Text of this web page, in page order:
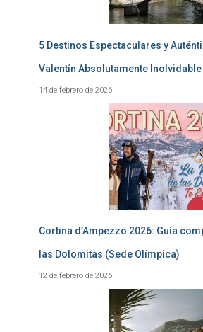
5 Destinos Espectaculares y
Valentín Absolutamente Inolvidable
14 de febrero de 2026
Cortina d’Ampezzo 2026: Guía
las Dolomitas (Sede Olímpica)
12 de febrero de 2026